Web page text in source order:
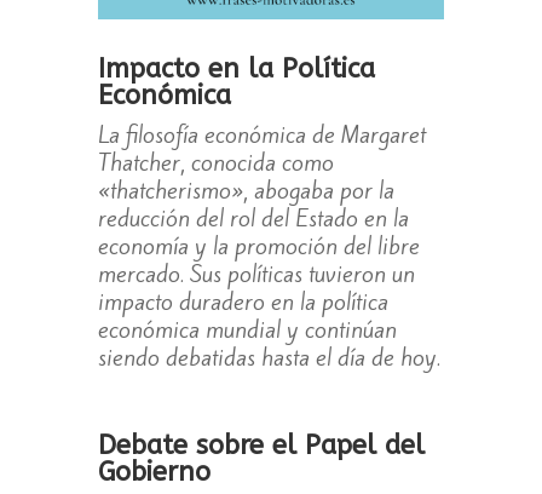
Impacto en la Política
Económica
La filosofía económica de Margaret
Thatcher, conocida como
«thatcherismo», abogaba por la
reducción del rol del Estado en la
economía y la promoción del libre
mercado. Sus políticas tuvieron un
impacto duradero en la política
económica mundial y continúan
siendo debatidas hasta el día de hoy.
Debate sobre el Papel del
Gobierno